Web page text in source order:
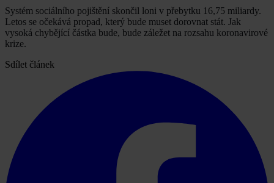
Systém sociálního pojištění skončil loni v přebytku 16,75 miliardy.
Letos se očekává propad, který bude muset dorovnat stát. Jak
vysoká chybějící částka bude, bude záležet na rozsahu koronavirové
krize.
Sdílet článek